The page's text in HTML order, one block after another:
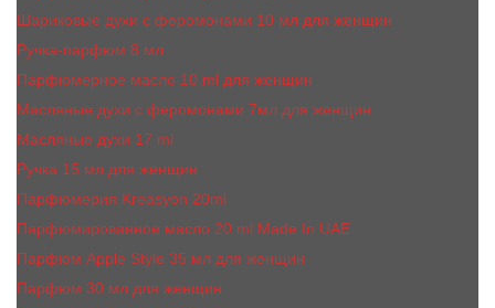
Шариковые духи с феромонами 10 мл для женщин
Ручка-парфюм 8 мл
Парфюмерное масло 10 ml для женщин
Масляные духи c феромонами 7мл для женщин
Масляные духи 17 ml
Ручка 15 мл для женщин
Парфюмерия Kreasyon 20ml
Парфюмированное масло 20 ml Made In UAE
Парфюм Apple Style 35 мл для женщин
Парфюм 30 мл для женщин